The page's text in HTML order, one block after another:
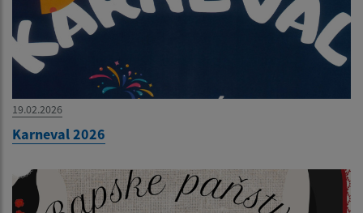
19.02.2026
Karneval 2026